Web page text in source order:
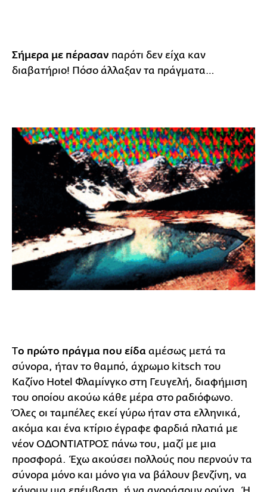
Σήμερα με πέρασαν παρότι δεν είχα καν
διαβατήριο! Πόσο άλλαξαν τα πράγματα…
Το πρώτο πράγμα που είδα αμέσως μετά τα
σύνορα, ήταν το θαμπό, άχρωμο kitsch του
Καζίνο Hotel Φλαμίνγκο στη Γευγελή, διαφήμιση
του οποίου ακούω κάθε μέρα στο ραδιόφωνο.
Όλες οι ταμπέλες εκεί γύρω ήταν στα ελληνικά,
ακόμα και ένα κτίριο έγραφε φαρδιά πλατιά με
νέον ΟΔΟΝΤΙΑΤΡΟΣ πάνω του, μαζί με μια
προσφορά. Έχω ακούσει πολλούς που περνούν τα
σύνορα μόνο και μόνο για να βάλουν βενζίνη, να